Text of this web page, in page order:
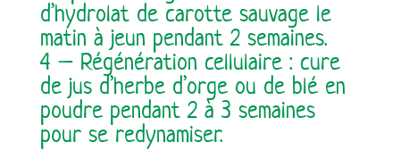
d’hydrolat de carotte sauvage le
matin à jeun pendant 2 semaines.
4 – Régénération cellulaire : cure
de jus d’herbe d’orge ou de blé en
poudre pendant 2 à 3 semaines
pour se redynamiser.